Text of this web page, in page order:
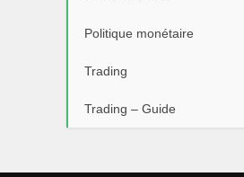
Politique monétaire
Trading
Trading – Guide